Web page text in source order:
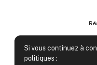
Si vous continuez à
politiques :